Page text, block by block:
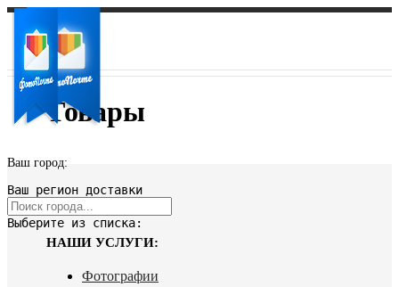
Ваш город:
Ваш регион доставки
Выберите из списка:
Товары
НАШИ УСЛУГИ:
Фотографии